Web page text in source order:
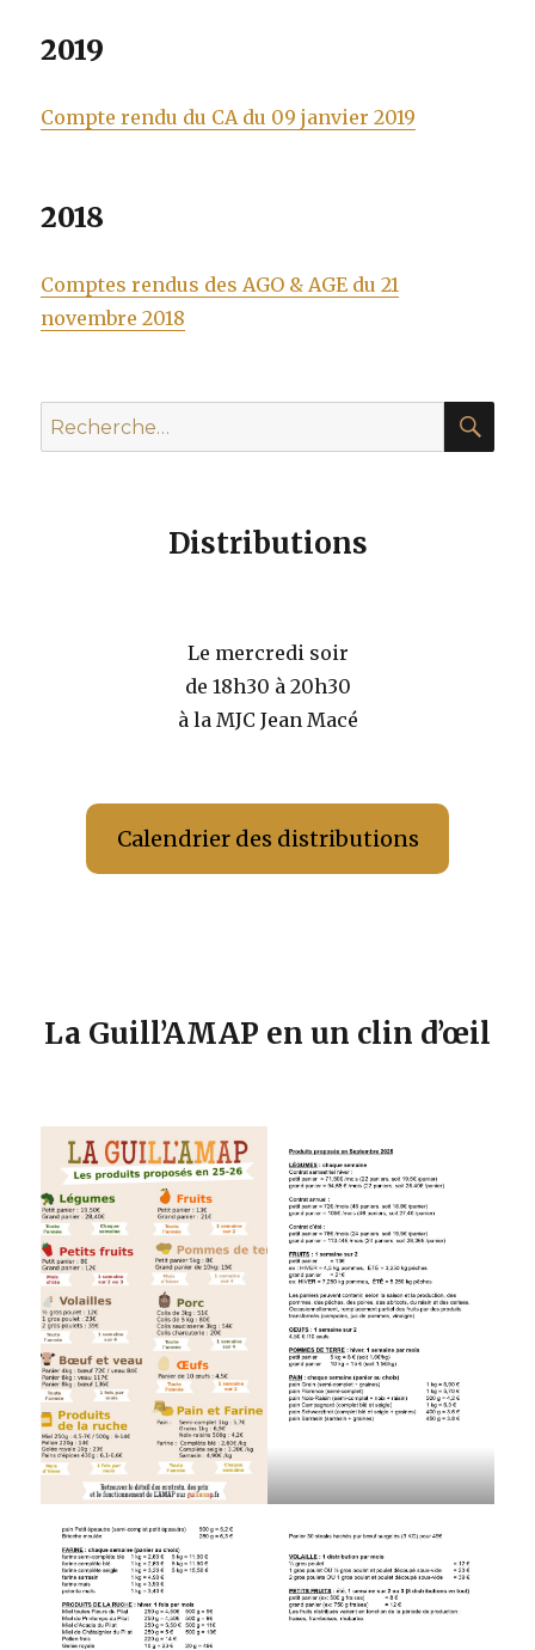
2019
Compte rendu du CA du 09 janvier 2019
2018
Comptes rendus des AGO & AGE du 21
novembre 2018
Recherche
pour :
Distributions
Le mercredi soir
de 18h30 à 20h30
à la MJC Jean Macé
Calendrier des distributions
La Guill’AMAP en un clin d’œil